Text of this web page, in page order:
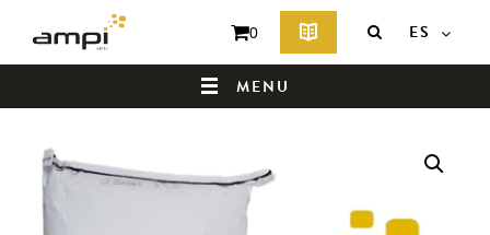
MENU
PÁGINA DE INICIO
0 ES